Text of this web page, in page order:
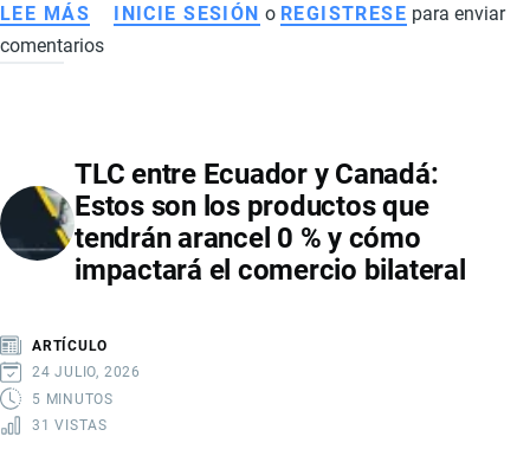
LEE MÁS SOBRE
ARANCELES
CÓMO
AFECTA
A
ECUADOR
SOBRETASA
DEL
10
INICIE SESIÓN o REGISTRESE para enviar
comentarios
TLC entre Ecuador y Canadá:
Estos son los productos que
tendrán arancel 0 % y cómo
impactará el comercio bilateral
ARTÍCULO
24 JULIO, 2026
5 MINUTOS
31 VISTAS